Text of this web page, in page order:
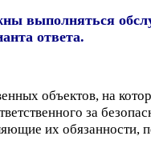
выполняться
ответа.
объектов, на
за
их обязанности,